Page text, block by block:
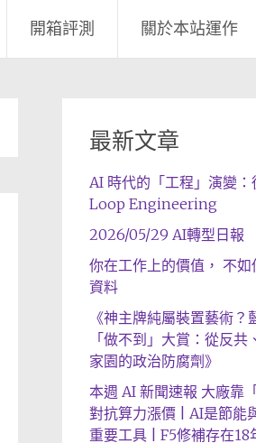
開箱評測 關於本站運作
最新文章
AI 時代的「工程」演變
Loop Engineering
2026/05/29 AI轉型日報
你在工作上的價值， 不如
資料
《神主牌純屬裝置藝術？
「做不到」大賞：從反共
家園的政治防腐劑》
本週 AI 新聞速報 大廠靠
對抗算力漲價 | AI是節能
重要工具 | F5修補存在